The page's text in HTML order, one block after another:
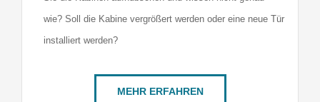
wie? Soll die Kabine vergrößert werden oder eine neue Tür
installiert werden?
MEHR ERFAHREN